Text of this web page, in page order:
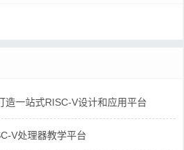
造一站式RISC-V设计和应用平台
V处理器教学平台